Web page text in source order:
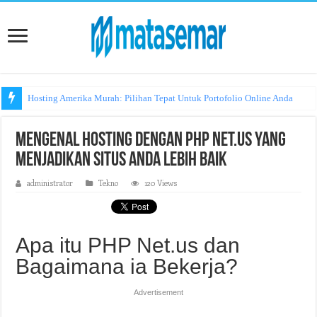
Hosting Amerika Murah: Pilihan Tepat Untuk Portofolio Online Anda
Mengenal Hosting dengan PHP Net.us yang
Menjadikan Situs Anda Lebih Baik
administrator Tekno 120 Views
Apa itu PHP Net.us dan
Bagaimana ia Bekerja?
Advertisement